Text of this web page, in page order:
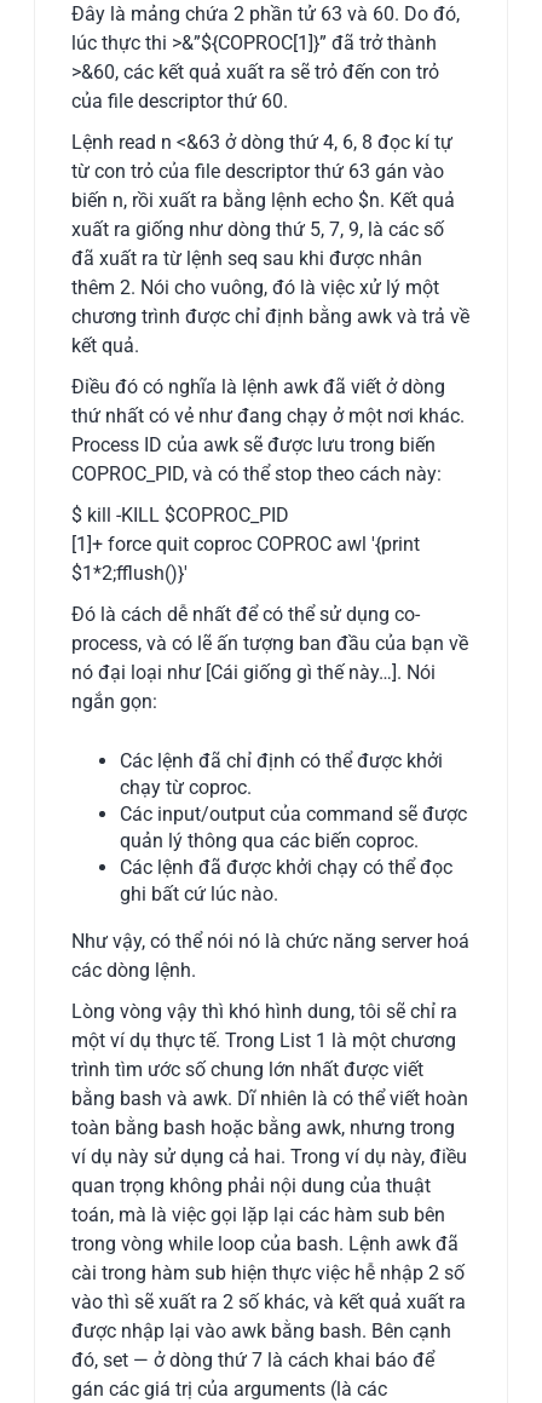
Đây là mảng chứa 2 phần tử 63 và 60. Do đó,
lúc thực thi >&”${COPROC[1]}” đã trở thành
>&60, các kết quả xuất ra sẽ trỏ đến con trỏ
của file descriptor thứ 60.
Lệnh read n <&63 ở dòng thứ 4, 6, 8 đọc kí tự
từ con trỏ của file descriptor thứ 63 gán vào
biến n, rồi xuất ra bằng lệnh echo $n. Kết quả
xuất ra giống như dòng thứ 5, 7, 9, là các số
đã xuất ra từ lệnh seq sau khi được nhân
thêm 2. Nói cho vuông, đó là việc xử lý một
chương trình được chỉ định bằng awk và trả về
kết quả.
Điều đó có nghĩa là lệnh awk đã viết ở dòng
thứ nhất có vẻ như đang chạy ở một nơi khác.
Process ID của awk sẽ được lưu trong biến
COPROC_PID, và có thể stop theo cách này:
$ kill -KILL $COPROC_PID
[1]+ force quit coproc COPROC awl '{print
$1*2;fflush()}'
Đó là cách dễ nhất để có thể sử dụng co-
process, và có lẽ ấn tượng ban đầu của bạn về
nó đại loại như [Cái giống gì thế này…]. Nói
ngắn gọn:
Các lệnh đã chỉ định có thể được khởi
chạy từ coproc.
Các input/output của command sẽ được
quản lý thông qua các biến coproc.
Các lệnh đã được khởi chạy có thể đọc
ghi bất cứ lúc nào.
Như vậy, có thể nói nó là chức năng server hoá
các dòng lệnh.
Lòng vòng vậy thì khó hình dung, tôi sẽ chỉ ra
một ví dụ thực tế. Trong List 1 là một chương
trình tìm ước số chung lớn nhất được viết
bằng bash và awk. Dĩ nhiên là có thể viết hoàn
toàn bằng bash hoặc bằng awk, nhưng trong
ví dụ này sử dụng cả hai. Trong ví dụ này, điều
quan trọng không phải nội dung của thuật
toán, mà là việc gọi lặp lại các hàm sub bên
trong vòng while loop của bash. Lệnh awk đã
cài trong hàm sub hiện thực việc hễ nhập 2 số
vào thì sẽ xuất ra 2 số khác, và kết quả xuất ra
được nhập lại vào awk bằng bash. Bên cạnh
đó, set — ở dòng thứ 7 là cách khai báo để
gán các giá trị của arguments (là các